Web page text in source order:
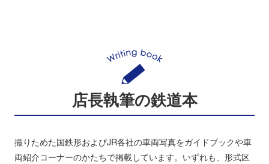
店長執筆の鉄道本
撮りためた国鉄形およびJR各社の車両写真をガイドブックや車
両紹介コーナーのかたちで掲載しています。いずれも、形式区